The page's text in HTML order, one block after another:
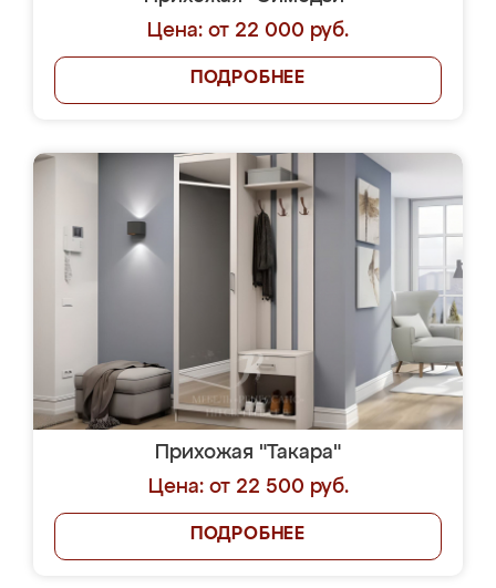
Цена: от 22 000 руб.
ПОДРОБНЕЕ
Прихожая "Такара"
Цена: от 22 500 руб.
ПОДРОБНЕЕ